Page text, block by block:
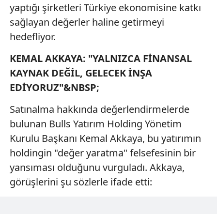
yaptığı şirketleri Türkiye ekonomisine katkı
sağlayan değerler haline getirmeyi
hedefliyor.
KEMAL AKKAYA: "YALNIZCA FİNANSAL
KAYNAK DEĞİL, GELECEK İNŞA
EDİYORUZ"&NBSP;
Satınalma hakkında değerlendirmelerde
bulunan Bulls Yatırım Holding Yönetim
Kurulu Başkanı Kemal Akkaya, bu yatırımın
holdingin "değer yaratma" felsefesinin bir
yansıması olduğunu vurguladı. Akkaya,
görüşlerini şu sözlerle ifade etti: